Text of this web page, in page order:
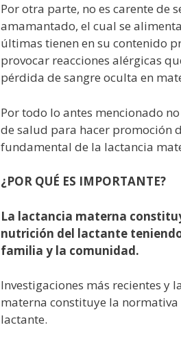
Por otra parte, no es carente de
amamantado, el cual se
últimas tienen en su contenido
provocar reacciones alérgicas
pérdida de sangre oculta en
Por todo lo antes mencionado
de salud para hacer promoción
fundamental de la lactancia
¿POR QUÉ ES IMPORTANTE?
La lactancia materna
nutrición del lactante
familia y la comunidad.
Investigaciones más recientes y
materna constituye la
lactante.